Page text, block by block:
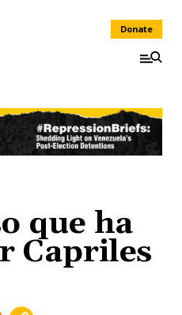
Donate
que ha
Capriles